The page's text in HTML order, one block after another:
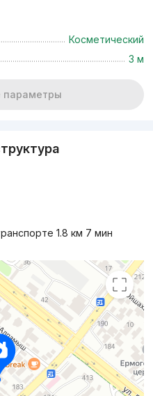
Косметический
3 м
параметры
1.8 км 7 мин